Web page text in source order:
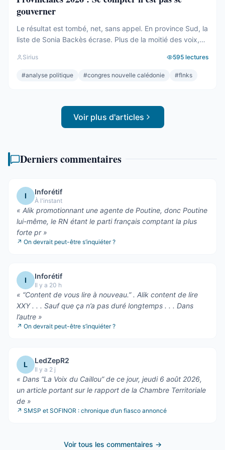
gouverner
Le résultat est tombé, net, sans appel. En province Sud, la
liste de Sonia Backès écrase. Plus de la moitié des voix,
pulvérisée, le centre rayé de la carte. On parlera de raz-
de-marée, et le mot, pour une fois, ne sera pas exagéré.
Sirius 595 lectures
#analyse politique #congres nouvelle calédonie #flnks
Voir plus d'articles
Derniers commentaires
I Inforétif
À l'instant
« Alik promotionnant une agente de Poutine, donc Poutine
lui-même, le RN étant le parti français comptant la plus
forte pr»
↗ On devrait peut-être s’inquiéter ?
I Inforétif
Il y a 20 h
« “Content de vous lire à nouveau.” . Alik content de lire
XXY . . . Sauf que ça n’a pas duré longtemps . . . Dans
l’autre »
↗ On devrait peut-être s’inquiéter ?
L LedZepR2
Il y a 2 j
« Dans “La Voix du Caillou” de ce jour, jeudi 6 août 2026,
un article portant sur le rapport de la Chambre Territoriale
de »
↗ SMSP et SOFINOR : chronique d’un fiasco annoncé
Voir tous les commentaires →